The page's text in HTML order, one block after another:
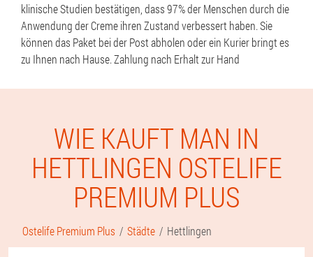
klinische Studien bestätigen, dass 97% der Menschen durch die
Anwendung der Creme ihren Zustand verbessert haben. Sie
können das Paket bei der Post abholen oder ein Kurier bringt es
zu Ihnen nach Hause. Zahlung nach Erhalt zur Hand
WIE KAUFT MAN IN
HETTLINGEN OSTELIFE
PREMIUM PLUS
Ostelife Premium Plus Städte Hettlingen